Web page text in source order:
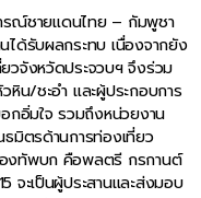
รณ์ชายแดนไทย – กัมพูชา
ด้รับผลกระทบ เนื่องจากยัง
วจังหวัดประจวบฯ จึงร่วม
หิน/ชะอำ และผู้ประกอบการ
กอิ่มใจ รวมถึงหน่วยงาน
ธมิตรด้านการท่องเที่ยว
องทัพบก คือพลตรี กรกานต์
ะเป็นผู้ประสานและส่งมอบ